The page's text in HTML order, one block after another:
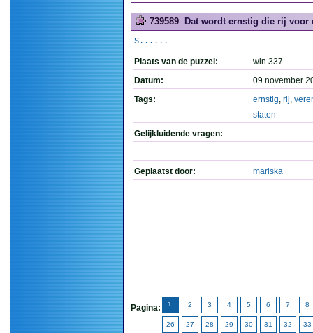
739589 Dat wordt ernstig die rij voor
S......
Plaats van de puzzel:
win 337
Datum:
09 november
Tags:
ernstig, rij,
staten
Gelijkluidende vragen:
Geplaatst door: mariska
Pagina: 1 2 3 4 5 6 7 8
26 27 28 29 30 31 32 33